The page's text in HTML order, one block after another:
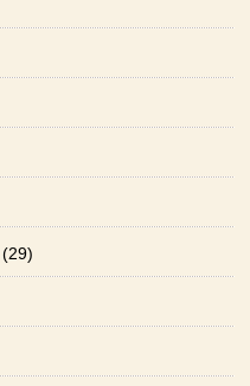
(29)